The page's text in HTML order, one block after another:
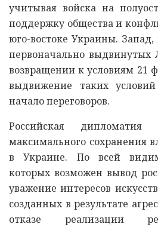
учитывая войска на
поддержку общества и
юго-востоке Украины.
первоначально выдвинутых
возвращении к условиям 21
выдвижение таких
начало переговоров.
Российская дипломатия
максимального сохранения
в Украине. По всей
которых возможен вывод
уважение интересов
созданных в результате
отказе реализации